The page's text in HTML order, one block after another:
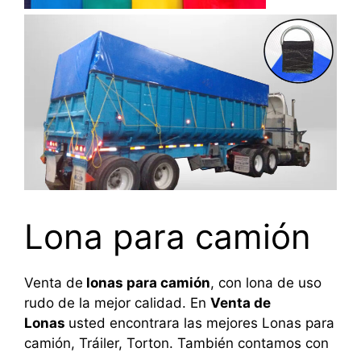
Lona para camión
Venta de lonas para camión, con lona de uso
rudo de la mejor calidad. En Venta de
Lonas usted encontrara las mejores Lonas para
camión, Tráiler, Torton. También contamos con